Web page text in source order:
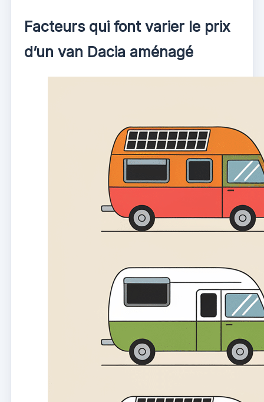
Facteurs qui font varier le prix
d’un van Dacia aménagé